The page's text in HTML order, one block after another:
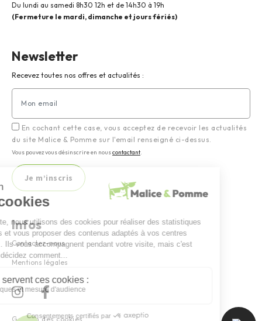
Du lundi au samedi 8h30 12h et de 14h30 à 19h
(Fermeture le mardi, dimanche et jours fériés)
Newsletter
Recevez toutes nos offres et actualités :
En cochant cette case, vous acceptez de recevoir les actualités
du site Malice & Pomme sur l'email renseigné ci-dessus.
Vous pouvez vous désinscrire en nouscontactant.
Infos
Contactez-nous
Mentions légales
Gestion des cookies